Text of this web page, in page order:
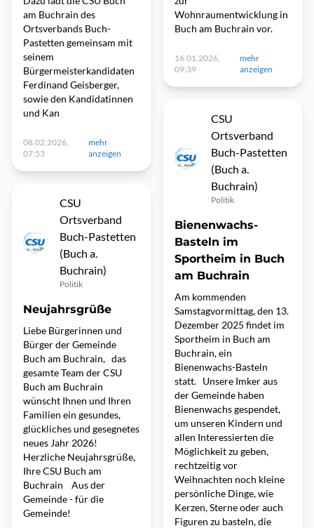
am Buchrain des
Ortsverbands Buch-
Pastetten gemeinsam mit
seinem
Bürgermeisterkandidaten
Ferdinand Geisberger,
sowie den Kandidatinnen
und Kan
08.02.2026,
07:53
mehr
anzeigen
CSU
Ortsverband
Buch-Pastetten
(Buch a.
Buchrain)
Politik
Neujahrsgrüße
​Liebe Bürgerinnen und
Bürger der Gemeinde
Buch am Buchrain, das
gesamte Team der CSU
Buch am Buchrain
wünscht Ihnen und Ihren
Familien ein gesundes,
glückliches und gesegnetes
neues Jahr 2026!
Herzliche Neujahrsgrüße,
Ihre CSU Buch am
Buchrain ​​Aus der
Gemeinde - für die
Gemeinde!
Wohnraumentwicklung in
Buch am Buchrain vor.
16.01.2026,
09:39
mehr
anzeigen
CSU
Ortsverband
Buch-Pastetten
(Buch a.
Buchrain)
Politik
Bienenwachs-
Basteln im
Sportheim in Buch
am Buchrain
Am kommenden
Samstagvormittag, den 13.
Dezember 2025 findet im
Sportheim in Buch am
Buchrain, ein
Bienenwachs-Basteln
statt. Unsere Imker aus
der Gemeinde haben
Bienenwachs gespendet,
um unseren Kindern und
allen Interessierten die
Möglichkeit zu geben,
rechtzeitig vor
Weihnachten noch kleine
persönliche Dinge, wie
Kerzen, Sterne oder auch
Figuren zu basteln, die